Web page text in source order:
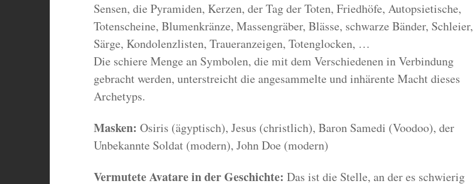
Sensen, die Pyramiden, Kerzen, der Tag der Toten, Friedhöfe, Autopsietische,
Totenscheine, Blumenkränze, Massengräber, Blässe, schwarze Bänder, Schleier,
Särge, Kondolenzlisten, Traueranzeigen, Totenglocken, …
Die schiere Menge an Symbolen, die mit dem Verschiedenen in Verbindung
gebracht werden, unterstreicht die angesammelte und inhärente Macht dieses
Archetyps.
Masken: Osiris (ägyptisch), Jesus (christlich), Baron Samedi (Voodoo), der
Unbekannte Soldat (modern), John Doe (modern)
Vermutete Avatare in der Geschichte: Das ist die Stelle, an der es schwierig